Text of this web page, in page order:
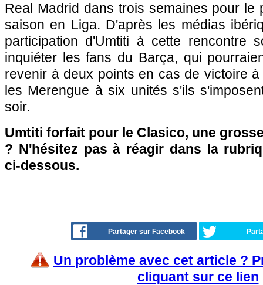
Real Madrid dans trois semaines pour le
saison en Liga. D'après les médias
participation d'Umtiti à cette rencontre
inquiéter les fans du Barça, qui
revenir à deux points en cas de victoire
les Merengue à six unités s'ils
soir.
Umtiti forfait pour le Clasico, une
? N'hésitez pas à réagir dans la
ci-dessous.
Partager sur Facebook
Un problème avec cet article ?
cliquant sur ce lien